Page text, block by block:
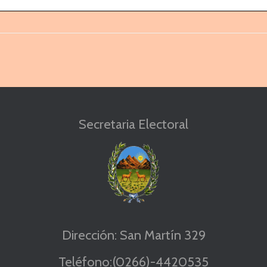
ALLENDE y JOSÉ GUILLERMO L’HUILLIER, en tal orden.
Acuerdo en el sitio web de la misma y en el Boletín Oficial y
Con lo que se dio por finalizado el presente acto, disponiendo los
Miembros se notifique a quienes corresponda.
Secretaria Electoral
Dirección: San Martín 329
Teléfono:(0266)-4420535